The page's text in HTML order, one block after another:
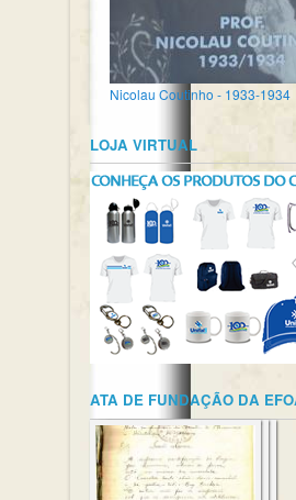
Nicolau Coutinho - 1933-1934
LOJA VIRTUAL
ATA DE FUNDAÇÃO DA